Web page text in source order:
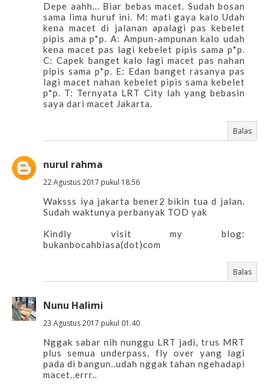
Depe aahh... Biar bebas macet. Sudah bosan
sama lima huruf ini. M: mati gaya kalo Udah
kena macet di jalanan apalagi pas kebelet
pipis ama p*p. A: Ampun-ampunan kalo udah
kena macet pas lagi kebelet pipis sama p*p.
C: Capek banget kalo lagi macet pas nahan
pipis sama p*p. E: Edan banget rasanya pas
lagi macet nahan kebelet pipis sama kebelet
p*p. T: Ternyata LRT City lah yang bebasin
saya dari macet Jakarta.
Balas
nurul rahma
22 Agustus 2017 pukul 18.56
Waksss iya jakarta bener2 bikin tua d jalan.
Sudah waktunya perbanyak TOD yak
Kindly visit my blog:
bukanbocahbiasa(dot)com
Balas
Nunu Halimi
23 Agustus 2017 pukul 01.40
Nggak sabar nih nunggu LRT jadi, trus MRT
plus semua underpass, fly over yang lagi
pada di bangun..udah nggak tahan ngehadapi
macet..errr..